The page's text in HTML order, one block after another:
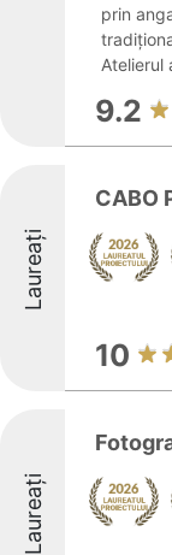
prin
Atelierul
9.2
Laureați
CABO
10
Laureați